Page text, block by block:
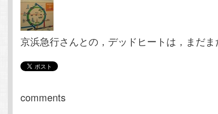
京浜急行さんとの，デッドヒートは，まだ
comments